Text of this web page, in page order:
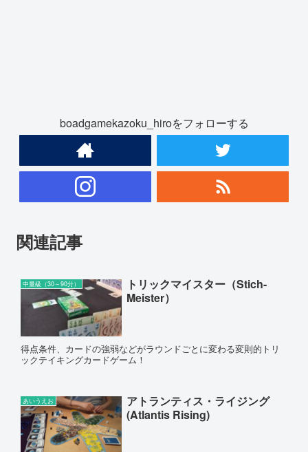
boadgamekazoku_hiroをフォローする
関連記事
中量級（30～90分）
トリックマイスター（Stich-
Meister）
得点条件、カードの強弱などがラウンドごとに変わる変則的トリ
ックテイキングカードゲーム！
あいうえお
アトランティス・ライジング
(Atlantis Rising)